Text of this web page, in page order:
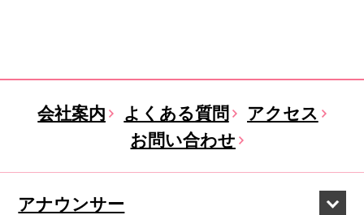
会社案内 よくある質問
アクセス
お問い合わせ
アナウンサー